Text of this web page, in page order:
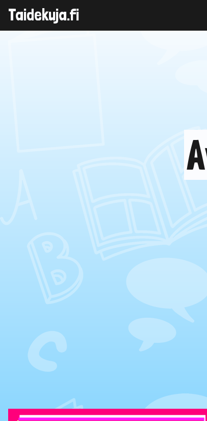
Skip
Taidekuja.fi